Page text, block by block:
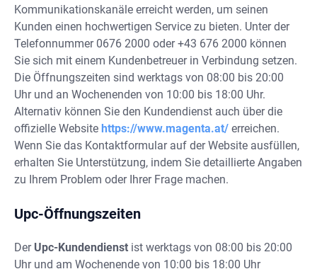
Kommunikationskanäle erreicht werden, um seinen
Kunden einen hochwertigen Service zu bieten. Unter der
Telefonnummer 0676 2000 oder +43 676 2000 können
Sie sich mit einem Kundenbetreuer in Verbindung setzen.
Die Öffnungszeiten sind werktags von 08:00 bis 20:00
Uhr und an Wochenenden von 10:00 bis 18:00 Uhr.
Alternativ können Sie den Kundendienst auch über die
offizielle Website https://www.magenta.at/ erreichen.
Wenn Sie das Kontaktformular auf der Website ausfüllen,
erhalten Sie Unterstützung, indem Sie detaillierte Angaben
zu Ihrem Problem oder Ihrer Frage machen.
Upc-Öffnungszeiten
Der Upc-Kundendienst ist werktags von 08:00 bis 20:00
Uhr und am Wochenende von 10:00 bis 18:00 Uhr